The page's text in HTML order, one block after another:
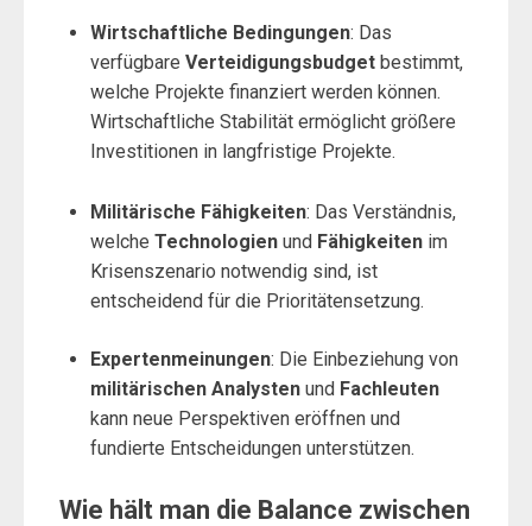
Wirtschaftliche Bedingungen: Das
verfügbare Verteidigungsbudgetbestimmt,
welche Projekte finanziert werden können.
Wirtschaftliche Stabilität ermöglicht größere
Investitionen in langfristige Projekte.
Militärische Fähigkeiten: Das Verständnis,
welche Technologienund Fähigkeitenim
Krisenszenario notwendig sind, ist
entscheidend für die Prioritätensetzung.
Expertenmeinungen: Die Einbeziehung von
militärischen Analystenund Fachleuten
kann neue Perspektiven eröffnen und
fundierte Entscheidungen unterstützen.
Wie hält man die Balance zwischen